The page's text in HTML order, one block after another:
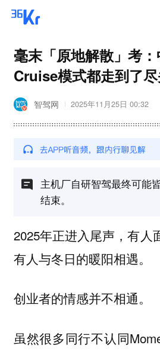
毫末「原地解散」考
Cruise模式都走到了
智驾网 2025年11月25日 00:32
主机厂自研智驾最终可能
结束。
2025年正进入尾声，有人
有人与冬日的暖阳相遇。
创业者的情感并不相通。
虽然很多同行不认同